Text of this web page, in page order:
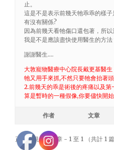
止。
這是不是表示前幾天牠乖乖的樣
有沒有關係?
因為前幾天看牠傷口還包著，所
我是不是應該盡快使用醫生的方法
謝謝醫生….
大敦寵物醫療中心院長戴更基醫
牠又用手來抓,不然只要牠會抬著
2.前幾天的乖是術後的疼痛以及
算是暫時的一種假像,你要儘快開
作者 文章
正在檢視 1 篇文章 - 1 至 1 （共計 1 篇